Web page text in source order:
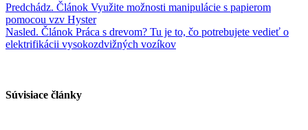
Predchádz. Článok Využite možnosti manipulácie s papierom
pomocou vzv Hyster
Nasled. Článok Práca s drevom? Tu je to, čo potrebujete vedieť o
elektrifikácii vysokozdvižných vozíkov
Súvisiace články